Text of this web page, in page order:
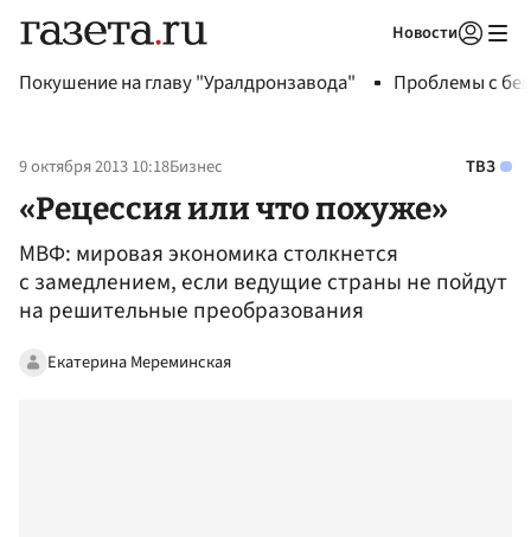
Новости
Покушение на главу "Уралдронзавода" Проблемы с
9 октября 2013 10:18Бизнес ТВЗ
«Рецессия или что похуже»
МВФ: мировая экономика столкнется
с замедлением, если ведущие страны не пойдут
на решительные преобразования
Екатерина Мереминская